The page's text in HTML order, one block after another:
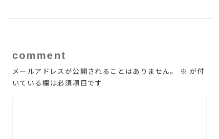
comment
メールアドレスが公開されることはありません。 ※ が付
いている欄は必須項目です